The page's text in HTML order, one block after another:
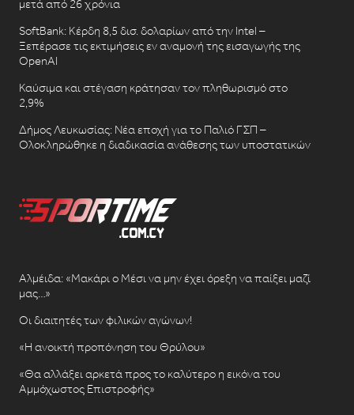
μετά από 26 χρόνια
SoftBank: Κέρδη 8,5 δισ. δολαρίων από την Intel –
Ξεπέρασε τις εκτιμήσεις εν αναμονή της εισαγωγής της
OpenAI
Καύσιμα και στέγαση κράτησαν τον πληθωρισμό στο
2,9%
Δήμος Λευκωσίας: Νέα εποχή για το Παλιό ΓΣΠ –
Ολοκληρώθηκε η διαδικασία ανάθεσης των υποστατικών
Αλμέιδα: «Μακάρι ο Μέσι να μην έχει όρεξη να παίξει μαζί
μας…»
Οι διαιτητές των φιλικών αγώνων!
«Η ανοικτή προπόνηση του Θρύλου»
«Θα αλλάξει αρκετά προς το καλύτερο η εικόνα του
Αμμόχωστος Επιστροφής»